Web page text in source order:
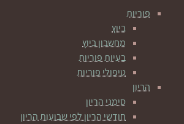
פוריות
ביוץ
מחשבון ביוץ
בעיות פוריות
טיפולי פוריות
הריון
סימני הריון
חודשי הריון לפי שבועות הריון